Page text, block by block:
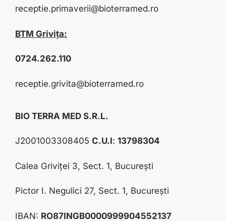
receptie.primaverii@bioterramed.ro
BTM Grivița:
0724.262.110
receptie.grivita@bioterramed.ro
BIO TERRA MED S.R.L.
J2001003308405 C.U.I: 13798304
Calea Griviței 3, Sect. 1, București
Pictor I. Negulici 27, Sect. 1, București
IBAN: RO87INGB0000999904552137